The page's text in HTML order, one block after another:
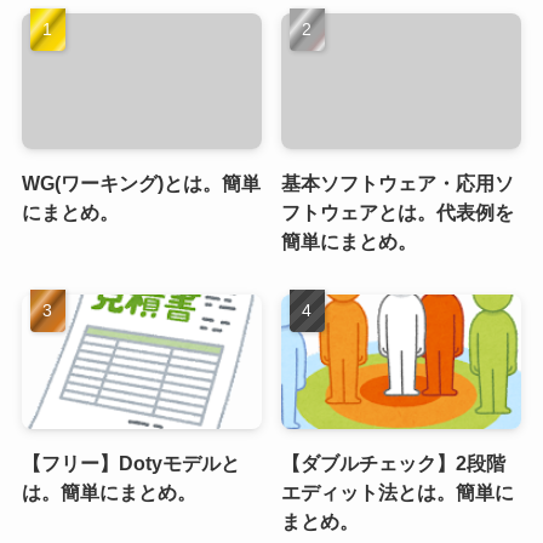
WG(ワーキング)とは。簡単
にまとめ。
基本ソフトウェア・応用ソ
フトウェアとは。代表例を
簡単にまとめ。
【フリー】Dotyモデルと
は。簡単にまとめ。
【ダブルチェック】2段階
エディット法とは。簡単に
まとめ。